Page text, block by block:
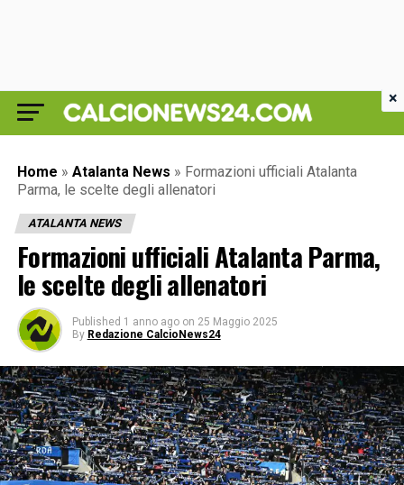
Home » Atalanta News » Formazioni ufficiali Atalanta
Parma, le scelte degli allenatori
ATALANTA NEWS
Formazioni ufficiali Atalanta Parma,
le scelte degli allenatori
Published 1 anno ago on 25 Maggio 2025
By Redazione CalcioNews24
×